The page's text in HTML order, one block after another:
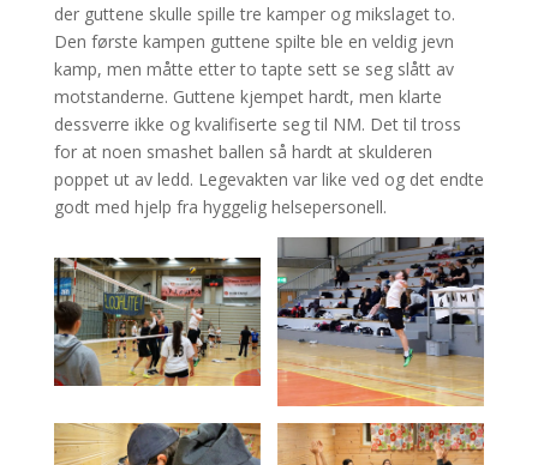
der guttene skulle spille tre kamper og mikslaget to.
Den første kampen guttene spilte ble en veldig jevn
kamp, men måtte etter to tapte sett se seg slått av
motstanderne. Guttene kjempet hardt, men klarte
dessverre ikke og kvalifiserte seg til NM. Det til tross
for at noen smashet ballen så hardt at skulderen
poppet ut av ledd. Legevakten var like ved og det endte
godt med hjelp fra hyggelig helsepersonell.